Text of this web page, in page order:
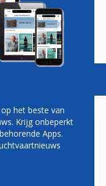
Vacatures
EN
DE
het beste van
Krijg onbeperkt
Apps.